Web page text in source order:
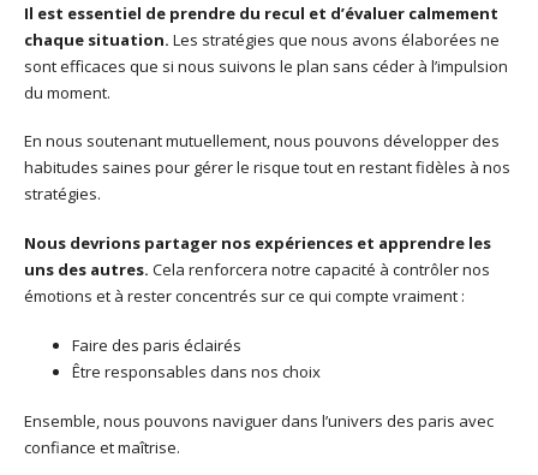
Il est essentiel de prendre du recul et d’évaluer calmement
chaque situation. Les stratégies que nous avons élaborées ne
sont efficaces que si nous suivons le plan sans céder à l’impulsion
du moment.
En nous soutenant mutuellement, nous pouvons développer des
habitudes saines pour gérer le risque tout en restant fidèles à nos
stratégies.
Nous devrions partager nos expériences et apprendre les
uns des autres. Cela renforcera notre capacité à contrôler nos
émotions et à rester concentrés sur ce qui compte vraiment :
Faire des paris éclairés
Être responsables dans nos choix
Ensemble, nous pouvons naviguer dans l’univers des paris avec
confiance et maîtrise.